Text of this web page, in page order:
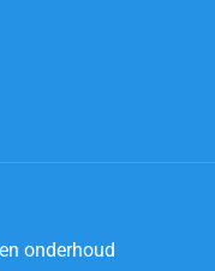
onderhoud